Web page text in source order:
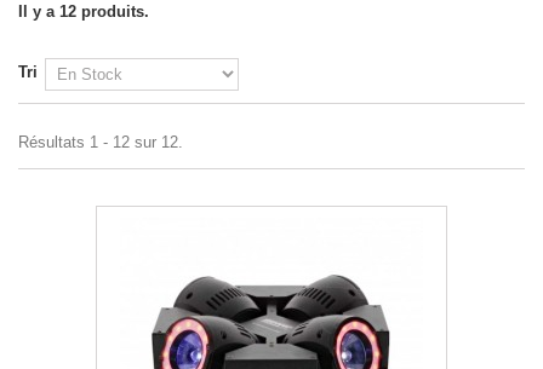
Il y a 12 produits.
Tri
Résultats 1 - 12 sur 12.